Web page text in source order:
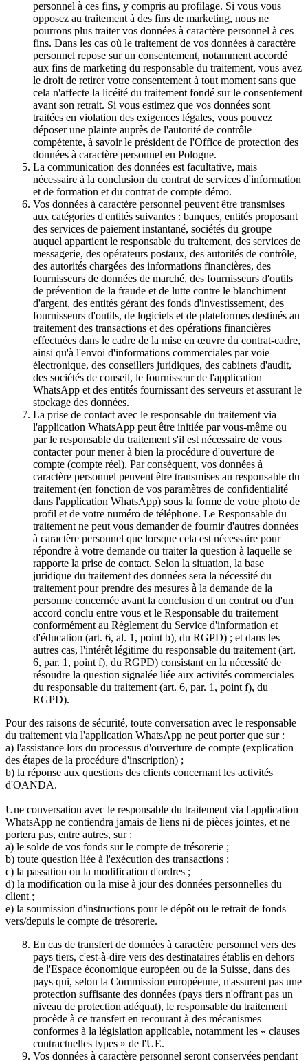
personnel à ces fins, y compris au profilage. Si vous vous
opposez au traitement à des fins de marketing, nous ne
pourrons plus traiter vos données à caractère personnel à ces
fins. Dans les cas où le traitement de vos données à caractère
personnel repose sur un consentement, notamment accordé
aux fins de marketing du responsable du traitement, vous avez
le droit de retirer votre consentement à tout moment sans que
cela n'affecte la licéité du traitement fondé sur le consentement
avant son retrait. Si vous estimez que vos données sont
traitées en violation des exigences légales, vous pouvez
déposer une plainte auprès de l'autorité de contrôle
compétente, à savoir le président de l'Office de protection des
données à caractère personnel en Pologne.
La communication des données est facultative, mais
nécessaire à la conclusion du contrat de services d'information
et de formation et du contrat de compte démo.
Vos données à caractère personnel peuvent être transmises
aux catégories d'entités suivantes : banques, entités proposant
des services de paiement instantané, sociétés du groupe
auquel appartient le responsable du traitement, des services de
messagerie, des opérateurs postaux, des autorités de contrôle,
des autorités chargées des informations financières, des
fournisseurs de données de marché, des fournisseurs d'outils
de prévention de la fraude et de lutte contre le blanchiment
d'argent, des entités gérant des fonds d'investissement, des
fournisseurs d'outils, de logiciels et de plateformes destinés au
traitement des transactions et des opérations financières
effectuées dans le cadre de la mise en œuvre du contrat-cadre,
ainsi qu'à l'envoi d'informations commerciales par voie
électronique, des conseillers juridiques, des cabinets d'audit,
des sociétés de conseil, le fournisseur de l'application
WhatsApp et des entités fournissant des serveurs et assurant le
stockage des données.
La prise de contact avec le responsable du traitement via
l'application WhatsApp peut être initiée par vous-même ou
par le responsable du traitement s'il est nécessaire de vous
contacter pour mener à bien la procédure d'ouverture de
compte (compte réel). Par conséquent, vos données à
caractère personnel peuvent être transmises au responsable du
traitement (en fonction de vos paramètres de confidentialité
dans l'application WhatsApp) sous la forme de votre photo de
profil et de votre numéro de téléphone. Le Responsable du
traitement ne peut vous demander de fournir d'autres données
à caractère personnel que lorsque cela est nécessaire pour
répondre à votre demande ou traiter la question à laquelle se
rapporte la prise de contact. Selon la situation, la base
juridique du traitement des données sera la nécessité du
traitement pour prendre des mesures à la demande de la
personne concernée avant la conclusion d'un contrat ou d'un
accord conclu entre vous et le Responsable du traitement
conformément au Règlement du Service d'information et
d'éducation (art. 6, al. 1, point b), du RGPD) ; et dans les
autres cas, l'intérêt légitime du responsable du traitement (art.
6, par. 1, point f), du RGPD) consistant en la nécessité de
résoudre la question signalée liée aux activités commerciales
du responsable du traitement (art. 6, par. 1, point f), du
RGPD).
Pour des raisons de sécurité, toute conversation avec le responsable
du traitement via l'application WhatsApp ne peut porter que sur :
a) l'assistance lors du processus d'ouverture de compte (explication
des étapes de la procédure d'inscription) ;
b) la réponse aux questions des clients concernant les activités
d'OANDA.
Une conversation avec le responsable du traitement via l'application
WhatsApp ne contiendra jamais de liens ni de pièces jointes, et ne
portera pas, entre autres, sur :
a) le solde de vos fonds sur le compte de trésorerie ;
b) toute question liée à l'exécution des transactions ;
c) la passation ou la modification d'ordres ;
d) la modification ou la mise à jour des données personnelles du
client ;
e) la soumission d'instructions pour le dépôt ou le retrait de fonds
vers/depuis le compte de trésorerie.
En cas de transfert de données à caractère personnel vers des
pays tiers, c'est-à-dire vers des destinataires établis en dehors
de l'Espace économique européen ou de la Suisse, dans des
pays qui, selon la Commission européenne, n'assurent pas une
protection suffisante des données (pays tiers n'offrant pas un
niveau de protection adéquat), le responsable du traitement
procède à ce transfert en recourant à des mécanismes
conformes à la législation applicable, notamment les « clauses
contractuelles types » de l'UE.
Vos données à caractère personnel seront conservées pendant